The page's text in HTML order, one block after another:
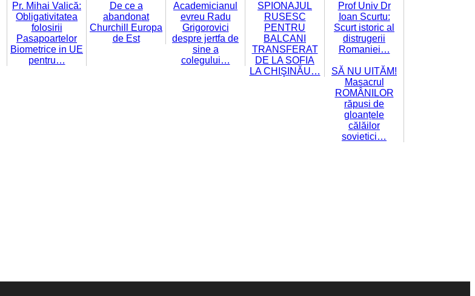
Pr. Mihai Valică:
Obligativitatea
folosirii
Pasapoartelor
Biometrice in UE
pentru…
De ce a
abandonat
Churchill Europa
de Est
Academicianul
evreu Radu
Grigorovici
despre jertfa de
sine a
colegului…
SPIONAJUL
RUSESC
PENTRU
BALCANI
TRANSFERAT
DE LA SOFIA
LA CHIŞINĂU…
Prof Univ Dr
Ioan Scurtu:
Scurt istoric al
distrugerii
Romaniei…
SĂ NU UITĂM!
Masacrul
ROMÂNILOR
răpuși de
gloanțele
călăilor
sovietici…